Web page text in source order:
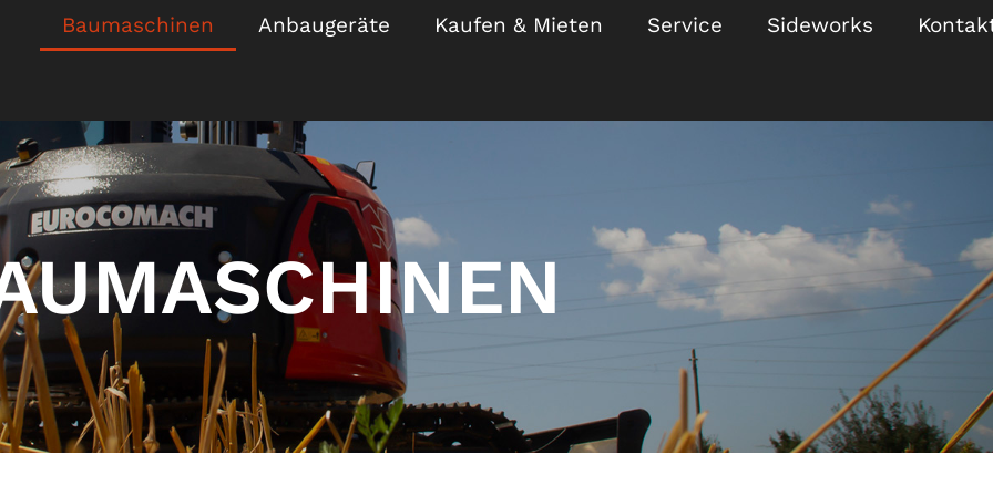
Baumaschinen Anbaugeräte Kaufen & Mieten Service Sideworks